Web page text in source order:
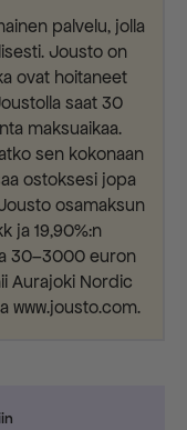
palvelu, jolla
Jousto on
ovat hoitaneet
saat 30
maksuaikaa.
sen kokonaan
ostoksesi jopa
osamaksun
ja 19,90%:n
30–3000 euron
Aurajoki Nordic
www.jousto.com.